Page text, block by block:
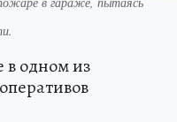
в одном из